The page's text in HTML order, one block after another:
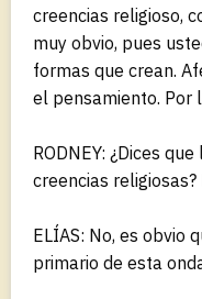
creencias religioso,
muy obvio, pues
formas que crean.
el pensamiento. Por
RODNEY: ¿Dices
creencias
ELÍAS: No, es obvio
primario de esta